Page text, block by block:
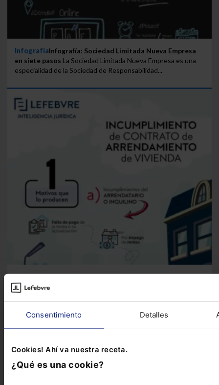
Consentimiento Detalles
Cookies! Ahí va nuestra receta.
¿Qué es una cookie?
InfografíaInfografía: Sociedad Limitada Nueva Empresa
en siete pasos La Sociedad Limitada Nueva Empresa es una
especialidad de la Sociedad de Responsabilidad...
InfografíaInfografía sobre el incumplimiento del contrato
de arrendamiento